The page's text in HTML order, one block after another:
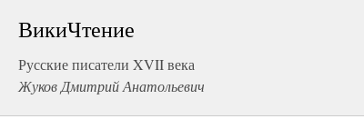
ВикиЧтение
Русские писатели XVII века
Жуков Дмитрий Анатольевич